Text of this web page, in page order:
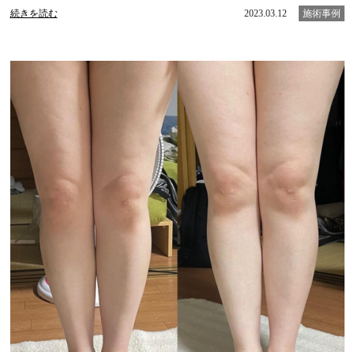
続きを読む 2023.03.12 施術事例